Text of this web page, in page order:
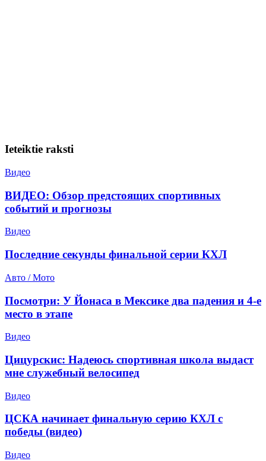
Ieteiktie raksti
Видео
ВИДЕО: Обзор предстоящих спортивных
событий и прогнозы
Видео
Последние секунды финальной серии КХЛ
Авто / Мото
Посмотри: У Йонаса в Мексике два падения и 4-е
место в этапе
Видео
Цицурскис: Надеюсь спортивная школа выдаст
мне служебный велосипед
Видео
ЦСКА начинает финальную серию КХЛ с
победы (видео)
Видео